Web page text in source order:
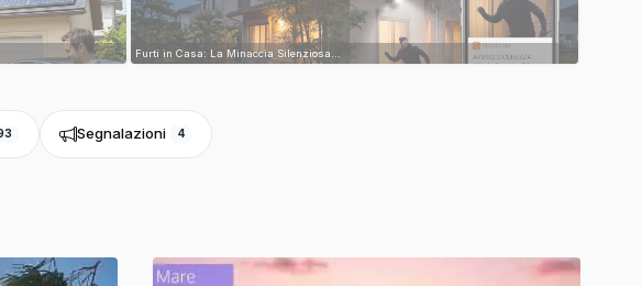
Furti in Casa: La Minaccia Silenziosa...
Segnalazioni 4